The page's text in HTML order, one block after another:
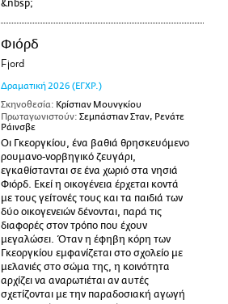
&nbsp;
Φιόρδ
Fjord
Δραματική 2026 (ΕΓΧΡ.)
Σκηνοθεσία: Κρίστιαν Μουνγκίου
Πρωταγωνιστούν: Σεμπάστιαν Σταν, Ρενάτε
Ράινσβε
Οι Γκεοργκίου, ένα βαθιά θρησκευόμενο
ρουμανο-νορβηγικό ζευγάρι,
εγκαθίστανται σε ένα χωριό στα νησιά
Φιόρδ. Εκεί η οικογένεια έρχεται κοντά
με τους γείτονές τους και τα παιδιά των
δύο οικογενειών δένονται, παρά τις
διαφορές στον τρόπο που έχουν
μεγαλώσει. Όταν η έφηβη κόρη των
Γκεοργκίου εμφανίζεται στο σχολείο με
μελανιές στο σώμα της, η κοινότητα
αρχίζει να αναρωτιέται αν αυτές
σχετίζονται με την παραδοσιακή αγωγή